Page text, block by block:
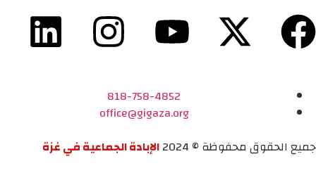
818-758-4852
office@gigaza.org
جميع الحقوق محفوظة © 2024
الإبادة الجماعية في غزة